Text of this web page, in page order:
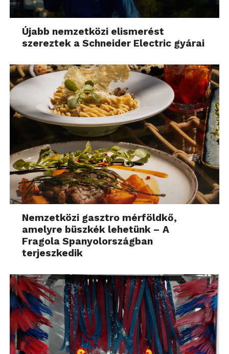
Újabb nemzetközi elismerést
szereztek a Schneider Electric gyárai
Nemzetközi gasztro mérföldkő,
amelyre büszkék lehetünk – A
Fragola Spanyolországban
terjeszkedik